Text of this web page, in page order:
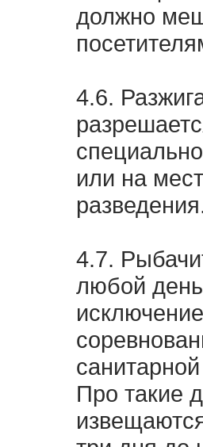
должно
4.6.
или на
4.7.
любой
Про такие